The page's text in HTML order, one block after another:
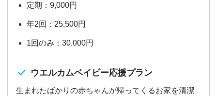
定期：9,000円
年2回：25,500円
1回のみ：30,000円
ウエルカムベイビー応援プラン
生まれたばかりの赤ちゃんが帰ってくるお家を清潔